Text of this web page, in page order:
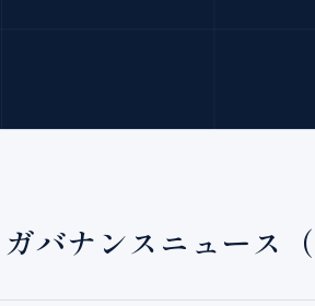
バナンスニュース